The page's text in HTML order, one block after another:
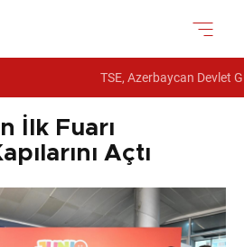
TSE, Azerbaycan Devlet
İlk Fuarı
Açtı